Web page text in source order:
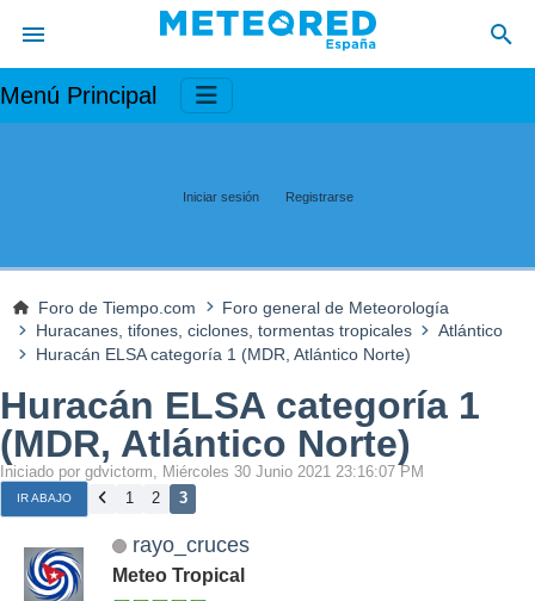
Menú Principal
Iniciar sesión Registrarse
Foro de Tiempo.com
Foro general de Meteorología
Huracanes, tifones, ciclones, tormentas tropicales
Atlántico
Huracán ELSA categoría 1 (MDR, Atlántico Norte)
Huracán ELSA categoría 1
(MDR, Atlántico Norte)
Iniciado por gdvictorm, Miércoles 30 Junio 2021 23:16:07 PM
IR ABAJO 1 2 3
rayo_cruces
Meteo Tropical